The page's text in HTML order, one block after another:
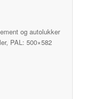
og autolukker
PAL: 500×582